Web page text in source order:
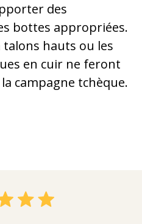
des
bottes appropriées.
talons hauts ou les
en cuir ne feront
campagne tchèque.